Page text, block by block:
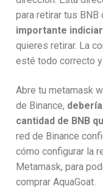
para retirar tus BNB
importante
quieres retirar. La
esté todo correcto
Abre tu metamask
de Binance,
cantidad de BNB
red de Binance
cómo configurar la
Metamask, para
comprar AquaGoat.